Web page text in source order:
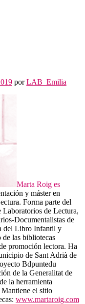
porLAB_Emilia
Marta Roig es
y máster en
Forma parte del
de Lectura,
Documentalistas de
del Libro Infantil y
las bibliotecas
promoción lectora. Ha
de Sant Adrià de
Bdpuntedu
de la Generalitat de
la herramienta
Mantiene el sitio
www.martaroig.com